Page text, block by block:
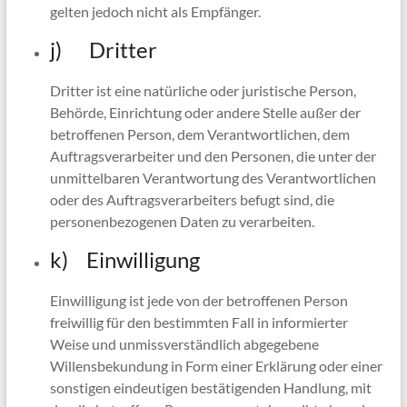
gelten jedoch nicht als Empfänger.
j) Dritter
Dritter ist eine natürliche oder juristische Person,
Behörde, Einrichtung oder andere Stelle außer der
betroffenen Person, dem Verantwortlichen, dem
Auftragsverarbeiter und den Personen, die unter der
unmittelbaren Verantwortung des Verantwortlichen
oder des Auftragsverarbeiters befugt sind, die
personenbezogenen Daten zu verarbeiten.
k) Einwilligung
Einwilligung ist jede von der betroffenen Person
freiwillig für den bestimmten Fall in informierter
Weise und unmissverständlich abgegebene
Willensbekundung in Form einer Erklärung oder einer
sonstigen eindeutigen bestätigenden Handlung, mit